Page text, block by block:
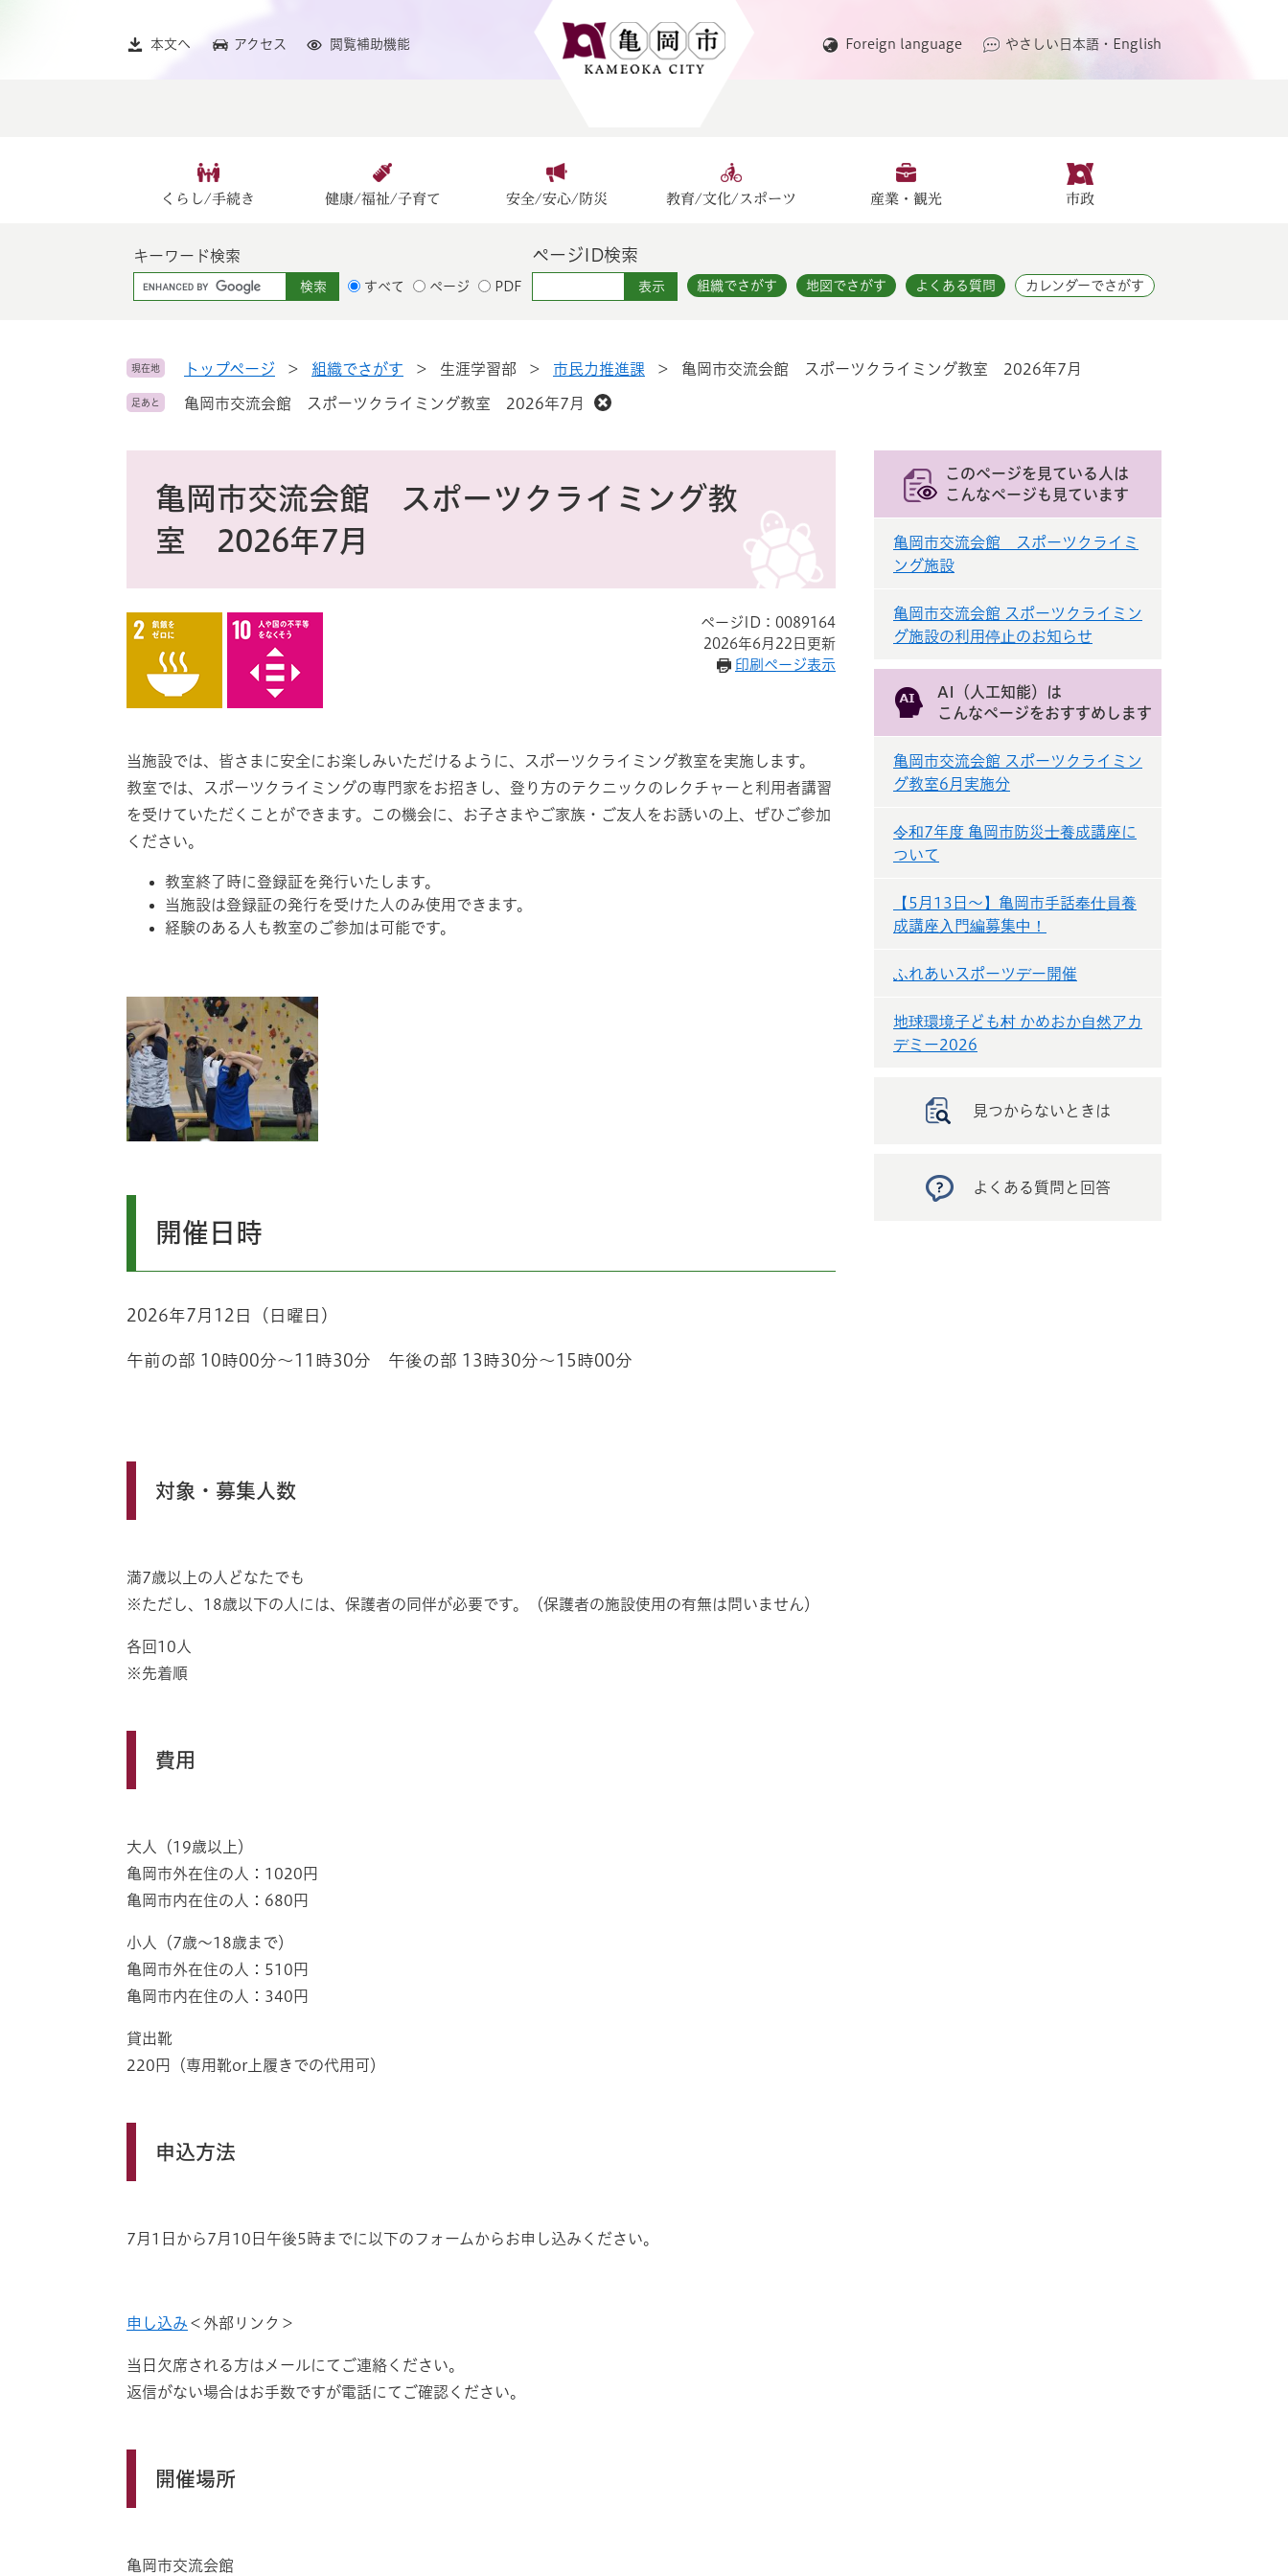
本文へ アクセス 閲覧補助機能 Foreign language やさしい日本語・English
くらし/手続き 健康/福祉/子育て 安全/安心/防災 教育/文化/スポーツ 産業・観光 市政
キーワード検索
G
o
l
カ
タ
すべて ページ PDF
ページID検索
組織でさがす 地図でさがす よくある質問 カレンダーでさがす
現在地 トップページ > 組織でさがす > 生涯学習部 > 市民力推進課 > 亀岡市交流会館 スポーツクライミング教室 2026年7月
足あと 亀岡市交流会館 スポーツクライミング教室 2026年7月
亀岡市交流会館 スポーツクライミング教
室 2026年7月
ページID：0089164
2026年6月22日更新
印刷ページ表示
当施設では、皆さまに安全にお楽しみいただけるように、スポーツクライミング教室を実施します。
教室では、スポーツクライミングの専門家をお招きし、登り方のテクニックのレクチャーと利用者講習
を受けていただくことができます。この機会に、お子さまやご家族・ご友人をお誘いの上、ぜひご参加
ください。
教室終了時に登録証を発行いたします。
当施設は登録証の発行を受けた人のみ使用できます。
経験のある人も教室のご参加は可能です。
開催日時
2026年7月12日（日曜日）
午前の部 10時00分～11時30分 午後の部 13時30分～15時00分
対象・募集人数
満7歳以上の人どなたでも
※ただし、18歳以下の人には、保護者の同伴が必要です。（保護者の施設使用の有無は問いません）
各回10人
※先着順
費用
大人（19歳以上）
亀岡市外在住の人：1020円
亀岡市内在住の人：680円
小人（7歳～18歳まで）
亀岡市外在住の人：510円
亀岡市内在住の人：340円
貸出靴
220円（専用靴or上履きでの代用可）
申込方法
7月1日から7月10日午後5時までに以下のフォームからお申し込みください。
申し込み ＜外部リンク＞
当日欠席される方はメールにてご連絡ください。
​返信がない場合はお手数ですが電話にてご確認ください。
開催場所
亀岡市交流会館
このページを見ている人は
こんなページも見ています
亀岡市交流会館 スポーツクライミ
ング施設
亀岡市交流会館 スポーツクライミン
グ施設の利用停止のお知らせ
AI（人工知能）は
こんなページをおすすめします
亀岡市交流会館 スポーツクライミン
グ教室6月実施分
令和7年度 亀岡市防災士養成講座に
ついて
【5月13日～】亀岡市手話奉仕員養
成講座入門編募集中！
ふれあいスポーツデー開催
地球環境子ども村 かめおか自然アカ
デミー2026
見つからないときは
よくある質問と回答